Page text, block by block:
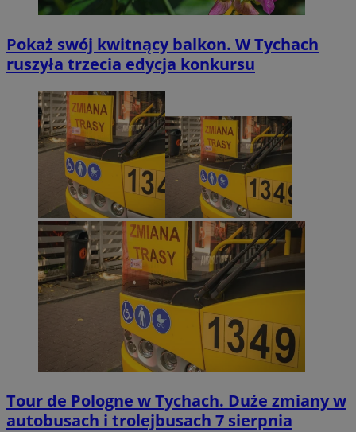
Pokaż swój kwitnący balkon. W Tychach
ruszyła trzecia edycja konkursu
Tour de Pologne w Tychach. Duże zmiany w
autobusach i trolejbusach 7 sierpnia